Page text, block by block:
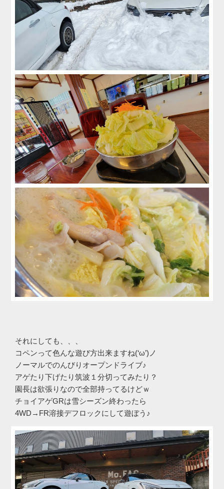
それにしても、、、
コペンって色んな遊び方出来ますね(‘ω’)ノ
ノーマルでのんびりオープンドライブ♪
アゲたり下げたり筑波１分切ってみたり？
園長は欲張りなので全部持ってるけどｗ
チョイアゲGRは雪シーズン終わったら
4WD→FR溶接デフロックにして遊ぼう♪